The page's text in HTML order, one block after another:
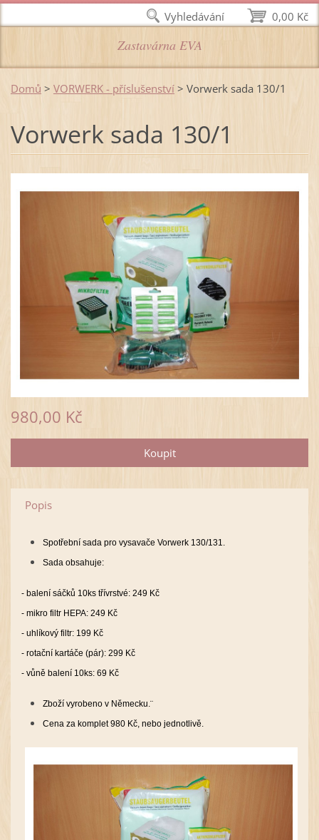
Zastavárna EVA
Domů > VORWERK - příslušenství > Vorwerk sada 130/1
Vorwerk sada 130/1
980,00 Kč
Popis
Spotřební sada pro vysavače Vorwerk 130/131.
Sada obsahuje:
- balení sáčků 10ks třívrstvé: 249 Kč
- mikro filtr HEPA: 249 Kč
- uhlíkový filtr: 199 Kč
- rotační kartáče (pár): 299 Kč
- vůně balení 10ks: 69 Kč
Zboží vyrobeno v Německu.¨
Cena za komplet 980 Kč, nebo jednotlivě.
0,00 Kč
Vyhledávání